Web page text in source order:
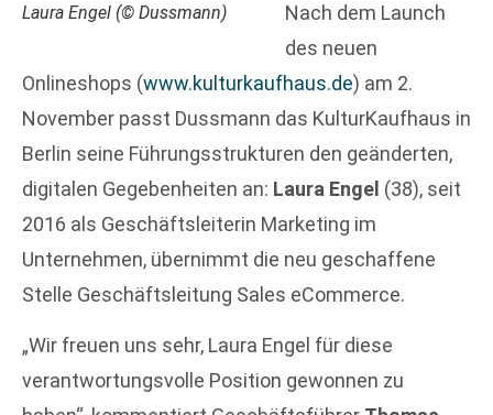
Laura Engel (© Dussmann)
Nach dem Launch
des neuen
Onlineshops (www.kulturkaufhaus.de) am 2.
November passt Dussmann das KulturKaufhaus in
Berlin seine Führungsstrukturen den geänderten,
digitalen Gegebenheiten an: Laura Engel (38), seit
2016 als Geschäftsleiterin Marketing im
Unternehmen, übernimmt die neu geschaffene
Stelle Geschäftsleitung Sales eCommerce.
„Wir freuen uns sehr, Laura Engel für diese
verantwortungsvolle Position gewonnen zu